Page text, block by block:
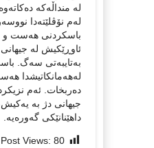
لە منداڵەکە
لەم نۆڤلێتەدا
باسکردنی هەست
ئاوڕێکیش لە جیهانی
بەتایبەتی سەگ.
لەهەمانکاتیشدا
دەربخات. ئەم
جیهانی دژ بە
داهێنانێکی گەورەیە.
Post Views: 80